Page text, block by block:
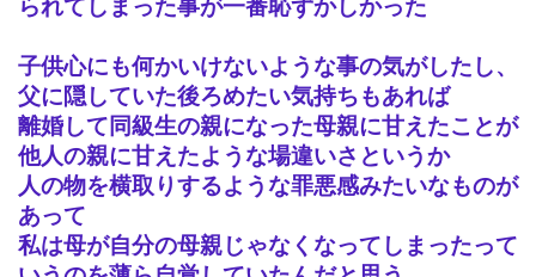
られてしまった事が一番恥ずかしかった
子供心にも何かいけないような事の気がしたし、
父に隠していた後ろめたい気持ちもあれば
離婚して同級生の親になった母親に甘えたことが
他人の親に甘えたような場違いさというか
人の物を横取りするような罪悪感みたいなものが
あって
私は母が自分の母親じゃなくなってしまったって